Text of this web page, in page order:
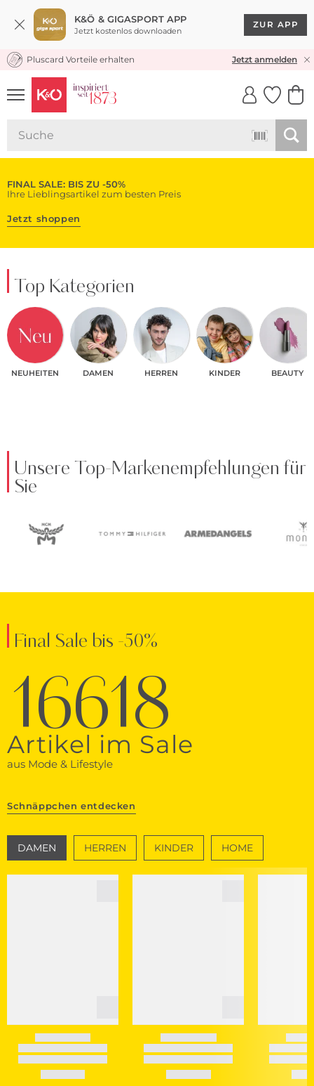
K&Ö & GIGASPORT APP
Jetzt kostenlos downloaden
ZUR APP
KOSTENLOSER VERSAND* & RÜCKVERSAND
Pluscard Vorteile erhalten Jetzt anmelden
UNSERE APP
CLICK &
FINAL SALE: BIS ZU -50%
Ihre Lieblingsartikel zum besten Preis
Jetzt shoppen
Top Kategorien
NEUHEITEN DAMEN HERREN KINDER BEAUTY
Unsere Top-Markenempfehlungen für
Sie
Final Sale bis -50%
16618
Artikel im Sale
aus Mode & Lifestyle
Schnäppchen entdecken
DAMEN HERREN KINDER HOME